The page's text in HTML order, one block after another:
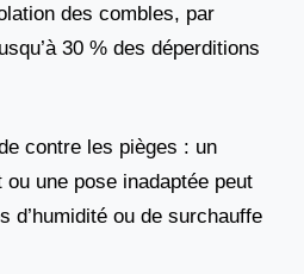
des combles, par
30 % des déperditions
contre les pièges : un
ou une pose inadaptée peut
d’humidité ou de surchauffe